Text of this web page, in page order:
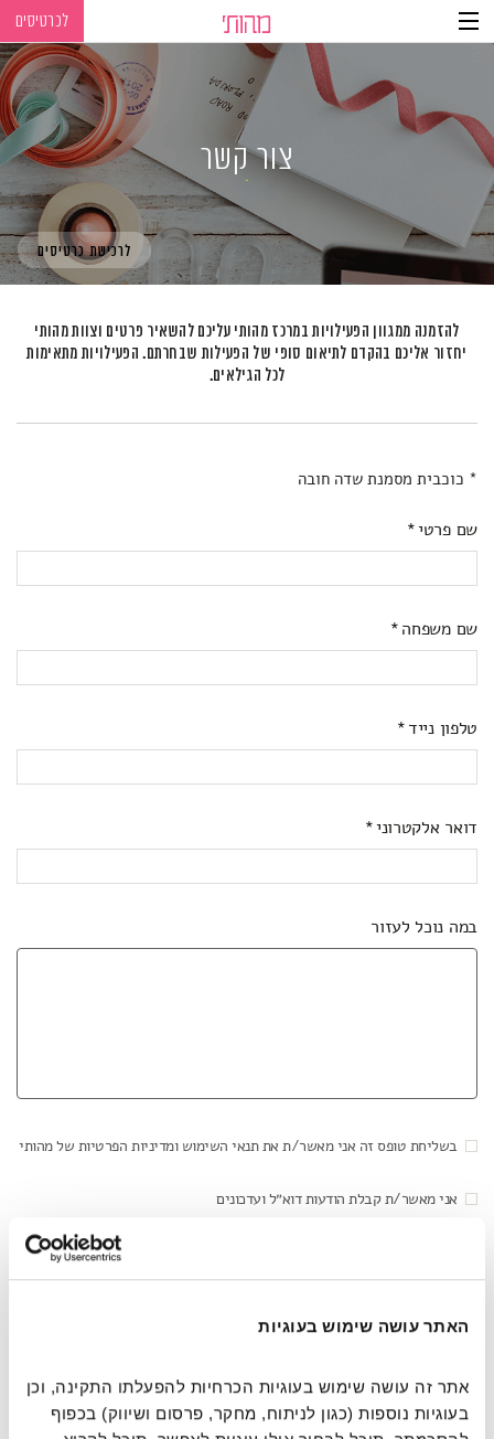
האתר עושה שימוש בעוגיות
navigation
לכרטיסים
צור קשר
לרכישת כרטיסים
להזמנה ממגוון הפעילויות במרכז מהותי עליכם להשאיר פרטים וצוות מהותי
יחזור אליכם בהקדם לתיאום סופי של הפעילות שבחרתם. הפעילויות מתאימות
לכל הגילאים.
* כוכבית מסמנת שדה חובה
שם פרטי
שם משפחה
טלפון נייד
דואר אלקטרוני
במה נוכל לעזור
בשליחת טופס זה אני מאשר/ת את תנאי השימוש ומדיניות הפרטיות של מהותי
אני מאשר/ת קבלת הודעות דוא״ל ועדכונים
This site is protected by reCAPTCHA and the Google